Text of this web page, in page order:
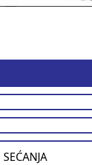
SEĆANJA